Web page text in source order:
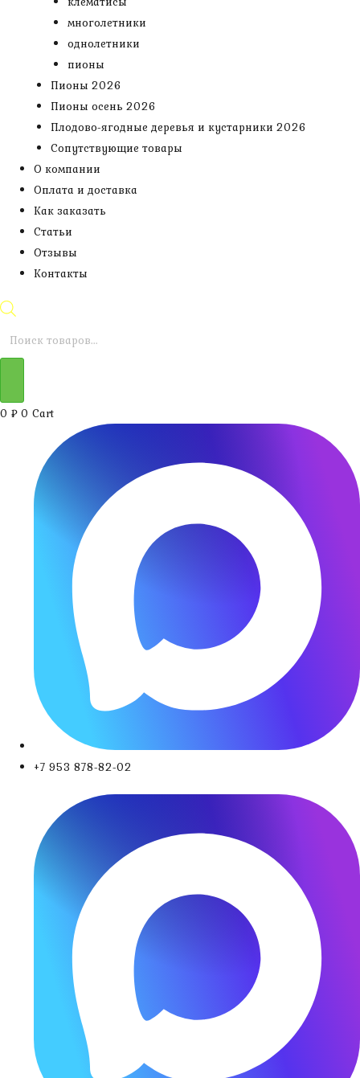
многолетники
однолетники
пионы
Пионы 2026
Пионы осень 2026
Плодово-ягодные деревья и кустарники 2026
Сопутствующие товары
О компании
Оплата и доставка
Как заказать
Статьи
Отзывы
Контакты
Поиск
0 ₽ 0 Cart
+7 953 878-82-02